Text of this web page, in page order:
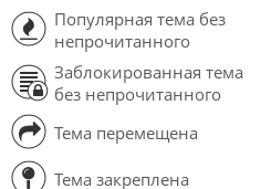
Популярная тема без
непрочитанного
Заблокированная тема
без непрочитанного
Тема перемещена
Тема закреплена